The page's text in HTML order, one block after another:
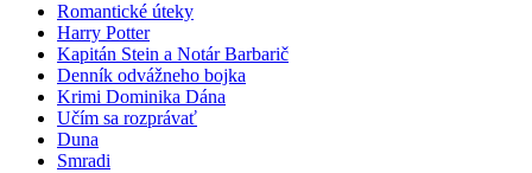
Romantické úteky
Harry Potter
Kapitán Stein a Notár Barbarič
Denník odvážneho bojka
Krimi Dominika Dána
Učím sa rozprávať
Duna
Smradi